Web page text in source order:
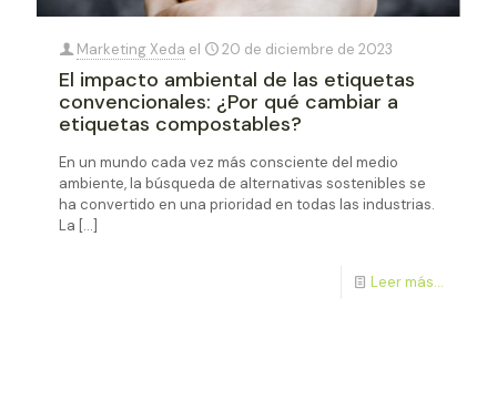
Marketing Xeda el 20 de diciembre de 2023
El impacto ambiental de las etiquetas
convencionales: ¿Por qué cambiar a
etiquetas compostables?
En un mundo cada vez más consciente del medio
ambiente, la búsqueda de alternativas sostenibles se
ha convertido en una prioridad en todas las industrias.
La […]
Leer más...